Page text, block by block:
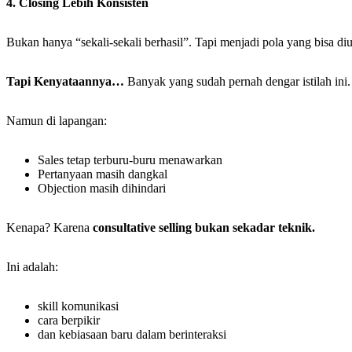
Bukan hanya “sekali-sekali berhasil”. Tapi menjadi pola yang bisa
Tapi Kenyataannya… Banyak yang sudah pernah dengar istilah ini.
Namun di lapangan:
Sales tetap terburu-buru menawarkan
Pertanyaan masih dangkal
Objection masih dihindari
Kenapa? Karena consultative selling bukan sekadar teknik.
Ini adalah:
skill komunikasi
cara berpikir
dan kebiasaan baru dalam berinteraksi